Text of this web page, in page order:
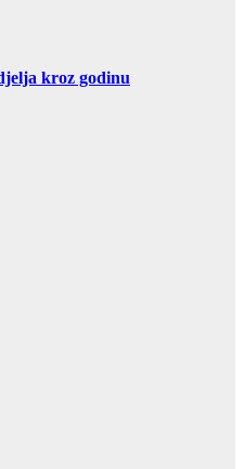
kroz godinu